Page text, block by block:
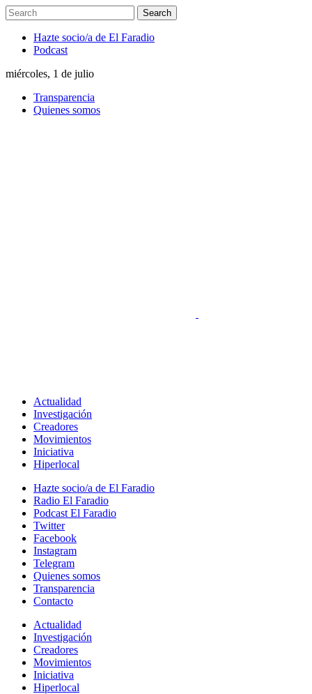
Hazte socio/a de El Faradio
Podcast
miércoles, 1 de julio
Transparencia
Quienes somos
Actualidad
Investigación
Creadores
Movimientos
Iniciativa
Hiperlocal
Hazte socio/a de El Faradio
Radio El Faradio
Podcast El Faradio
Twitter
Facebook
Instagram
Telegram
Quienes somos
Transparencia
Contacto
Actualidad
Investigación
Creadores
Movimientos
Iniciativa
Hiperlocal